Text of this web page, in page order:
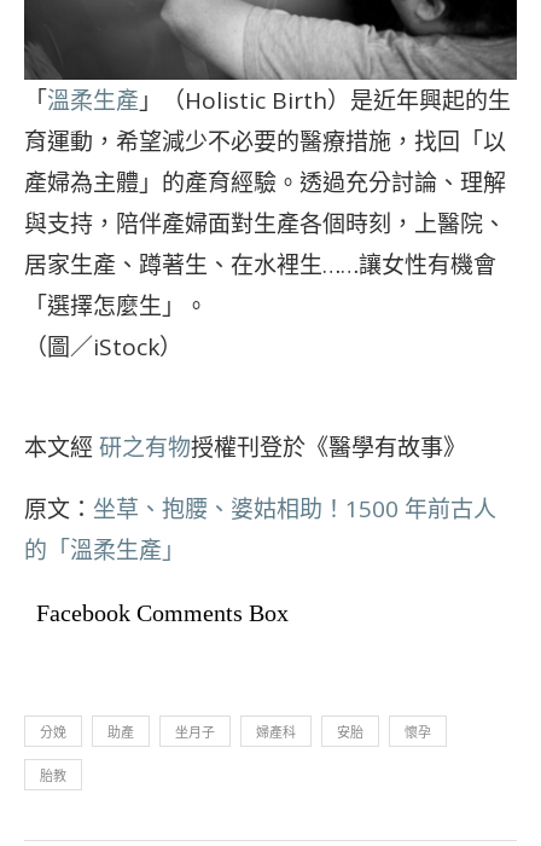
「溫柔生產 」（Holistic Birth）是近年興起的生
育運動，希望減少不必要的醫療措施，找回「以
產婦為主體」的產育經驗。透過充分討論、理解
與支持，陪伴產婦面對生產各個時刻，上醫院、
居家生產、蹲著生、在水裡生……讓女性有機會
「選擇怎麼生」。
（圖／iStock）
本文經 研之有物授權刊登於《醫學有故事》
原文： 坐草、抱腰、婆姑相助！1500 年前古人
的「溫柔生產」
Facebook Comments Box
分娩 助產 坐月子 婦產科 安胎 懷孕
胎教